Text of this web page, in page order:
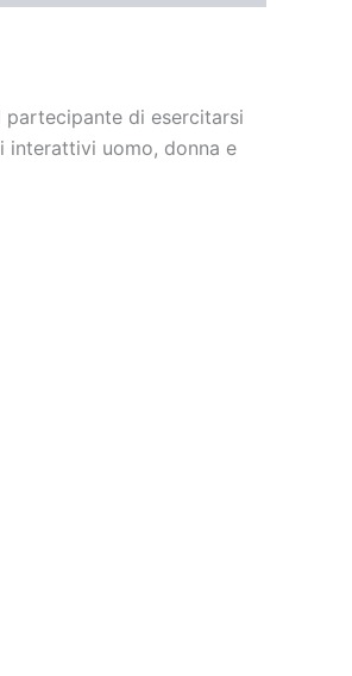
di esercitarsi
interattivi uomo, donna e